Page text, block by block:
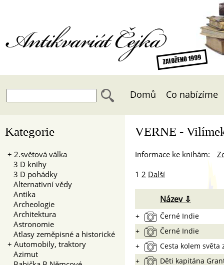
Antikvariát Čejka
Domů Co nabízíme
Kategorie
+ 2.světová válka
3 D knihy
3 D pohádky
Alternativní vědy
Antika
Archeologie
Architektura
Astronomie
Atlasy zeměpisné a historické
+ Automobily, traktory
Azimut
VERNE -
Informace ke knihám:
1 2 Další
Název ⇩
+
Černé Indie
+
Černé Indie
+
Cesta kolem světa
+
Děti kapitána